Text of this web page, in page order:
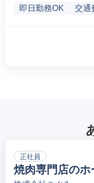
即日勤務OK 交通
正社員
焼肉専門店の